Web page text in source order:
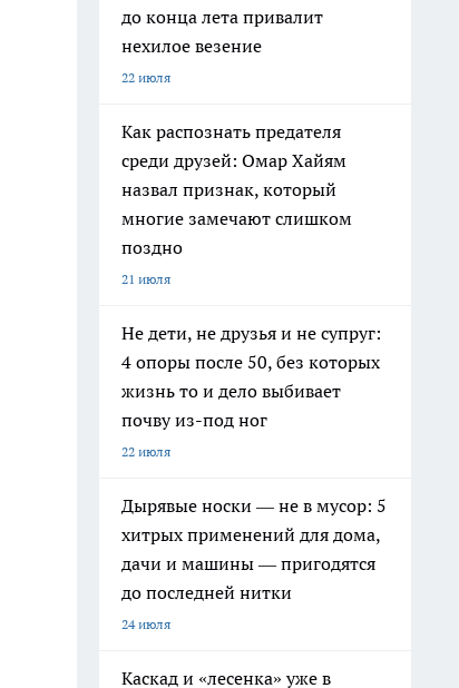
до конца лета привалит
нехилое везение
22 июля
Как распознать предателя
среди друзей: Омар Хайям
назвал признак, который
многие замечают слишком
поздно
21 июля
Не дети, не друзья и не супруг:
4 опоры после 50, без которых
жизнь то и дело выбивает
почву из-под ног
22 июля
Дырявые носки — не в мусор: 5
хитрых применений для дома,
дачи и машины — пригодятся
до последней нитки
24 июля
Каскад и «лесенка» уже в